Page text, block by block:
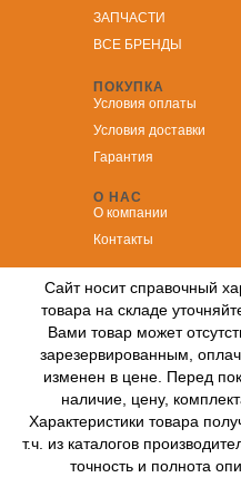
ЗАПЧАСТИ
ВСЕ БРЕНДЫ
ПОКУПКА
Условия оплаты
Условия доставки
Гарантия
О НАС
О компании
Контакты
Сайт носит справочный
товара на складе
Вами товар может
зарезервированным,
изменен в цене. Перед
наличие, цену,
Характеристики товара
т.ч. из каталогов
точность и полнота